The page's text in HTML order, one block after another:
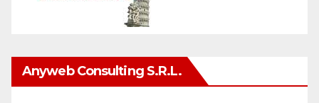
Anyweb Consulting S.r.L.